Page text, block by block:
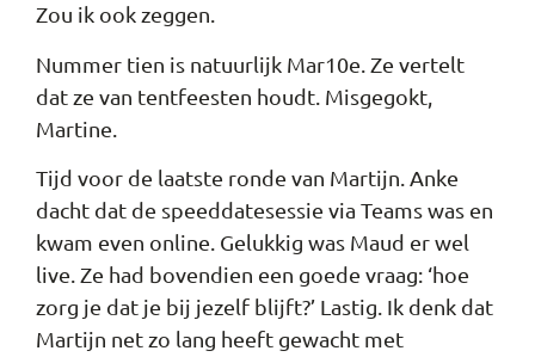
Zou ik ook zeggen.
Nummer tien is natuurlijk Mar10e. Ze vertelt
dat ze van tentfeesten houdt. Misgegokt,
Martine.
Tijd voor de laatste ronde van Martijn. Anke
dacht dat de speeddatesessie via Teams was en
kwam even online. Gelukkig was Maud er wel
live. Ze had bovendien een goede vraag: ‘hoe
zorg je dat je bij jezelf blijft?’ Lastig. Ik denk dat
Martijn net zo lang heeft gewacht met